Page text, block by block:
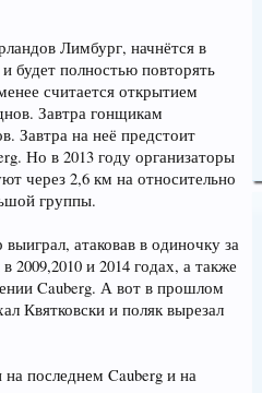
Лимбург, начнётся в
будет полностью повторять
считается открытием
Завтра гонщикам
Завтра на неё предстоит
Но в 2013 году организаторы
через 2,6 км на относительно
группы.
атаковав в одиночку за
и 2014 годах, а также
Cauberg. А вот в прошлом
Квятковски и поляк вырезал
последнем Cauberg и на